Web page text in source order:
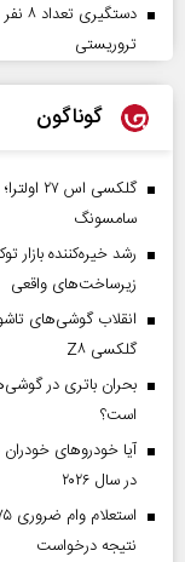
تروریستی
گوناگون
گلکسی
سامسونگ
زیرساخت‌های واقعی
انقلاب گوشی‌های
گلکسی Z۸
است؟
آیا خودروهای
در سال ۲۰۲۶
نتیجه درخواست